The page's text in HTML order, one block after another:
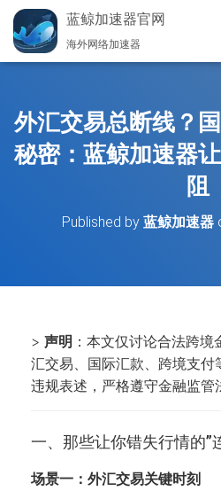
蓝鲸加速器官网
海外网络加速器
外汇交易总断线？
秘密：蓝鲸加速器
阻
Published by 蓝鲸加速器
> 声明 ：本文仅讨论合法跨
汇交易、国际汇款、跨境支付
违规表述，严格遵守金融监管
一、那些让你错失行情的”
场景一：外汇交易关键时刻